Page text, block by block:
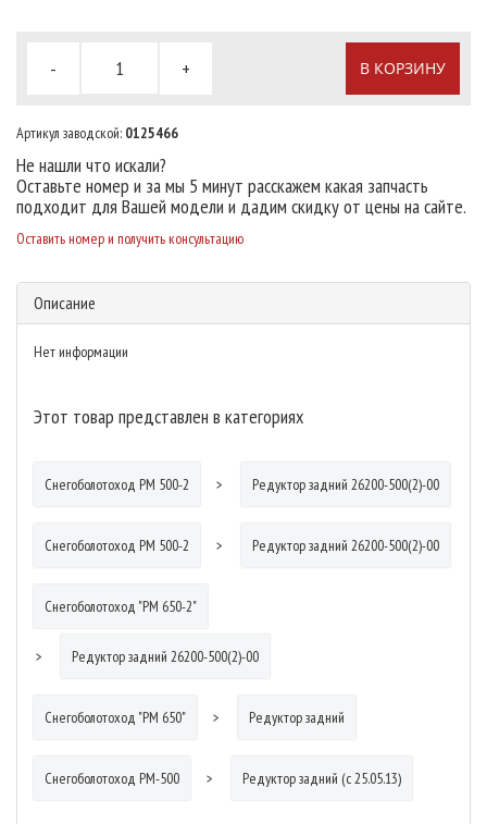
- + В КОРЗИНУ
Артикул заводской: 0125466
Не нашли что искали?
Оставьте номер и за мы 5 минут расскажем какая запчасть
подходит для Вашей модели и дадим скидку от цены на сайте.
Оставить номер и получить консультацию
Описание
Нет информации
Этот товар представлен в категориях
Снегоболотоход РМ 500-2 Редуктор задний 26200-500(2)-00
Снегоболотоход РМ 500-2 Редуктор задний 26200-500(2)-00
Снегоболотоход "РМ 650-2"
Редуктор задний 26200-500(2)-00
Снегоболотоход "РМ 650" Редуктор задний
Снегоболотоход РМ-500 Редуктор задний (с 25.05.13)